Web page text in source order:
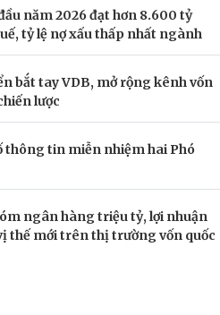
năm 2026 đạt hơn 8.600 tỷ
tỷ lệ nợ xấu thấp nhất ngành
bắt tay VDB, mở rộng kênh vốn
lược
thông tin miễn nhiệm hai Phó
ngân hàng triệu tỷ, lợi nhuận
thế mới trên thị trường vốn quốc